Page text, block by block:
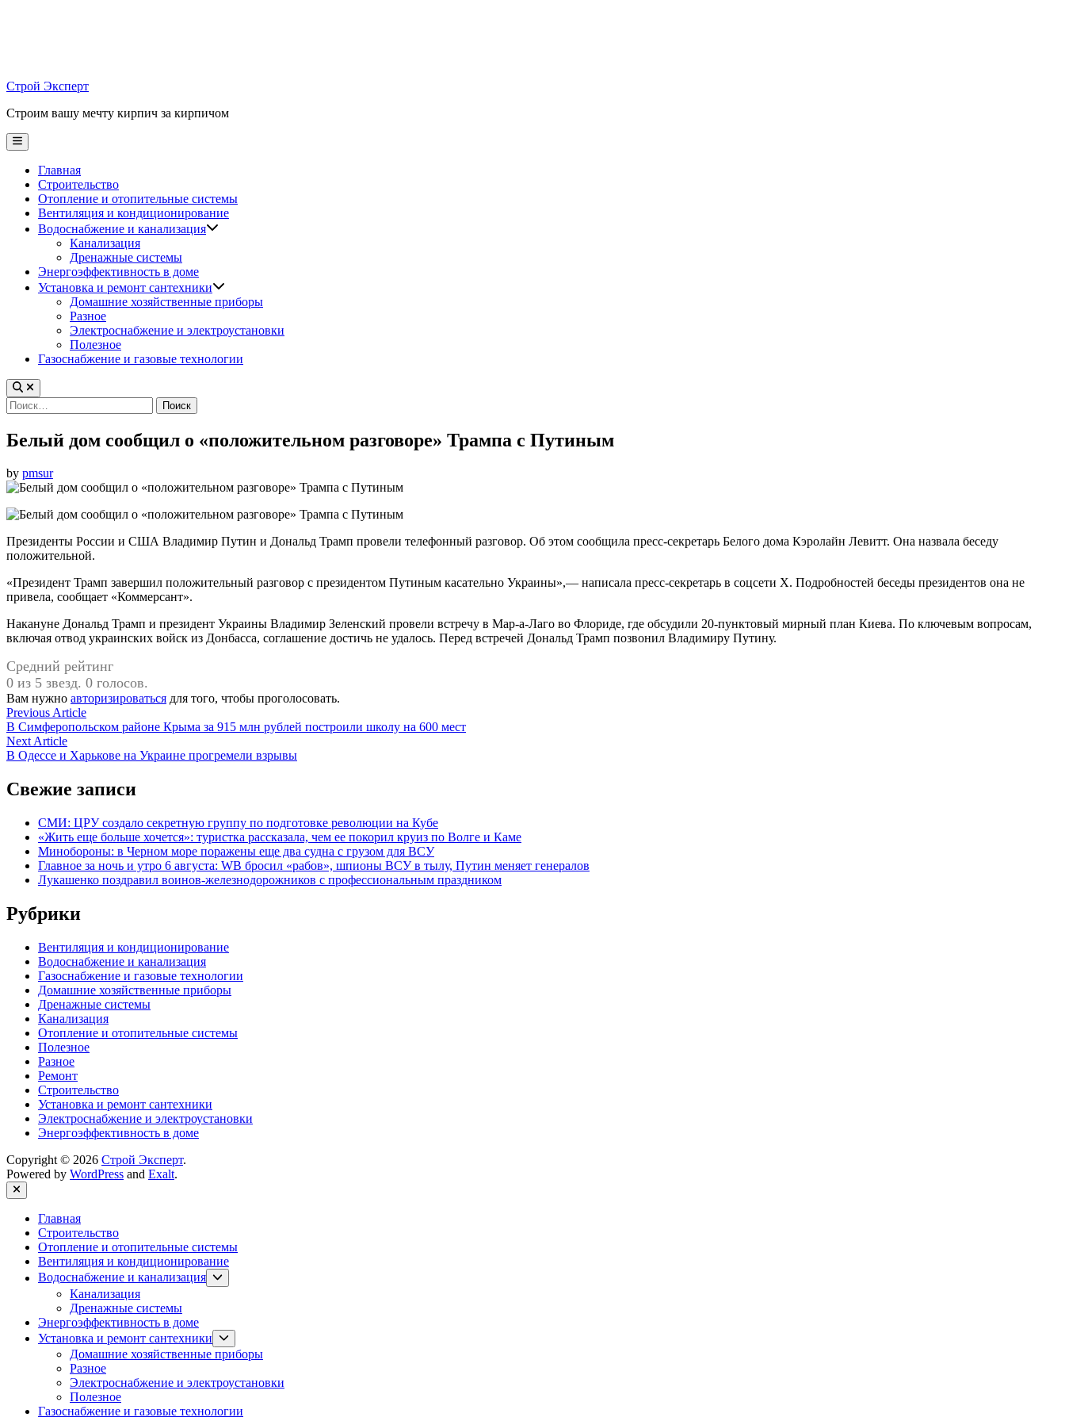
Строй Эксперт
Строим вашу мечту кирпич за кирпичом
Main
Menu
Главная
Строительство
Отопление и отопительные системы
Вентиляция и кондиционирование
Водоснабжение и канализация
Канализация
Дренажные системы
Энергоэффективность в доме
Установка и ремонт сантехники
Домашние хозяйственные приборы
Разное
Электроснабжение и электроустановки
Полезное
Газоснабжение и газовые технологии
Найти:
Белый дом сообщил о «положительном разговоре» Трампа с Путиным
by pmsur
Президенты России и США Владимир Путин и Дональд Трамп провели телефонный разговор. Об этом сообщила пресс-секретарь Белого дома Кэролайн Левитт. Она назвала беседу
положительной.
«Президент Трамп завершил положительный разговор с президентом Путиным касательно Украины»,— написала пресс-секретарь в соцсети Х. Подробностей беседы президентов она не
привела, сообщает «Коммерсант».
Накануне Дональд Трамп и президент Украины Владимир Зеленский провели встречу в Мар-а-Лаго во Флориде, где обсудили 20-пунктовый мирный план Киева. По ключевым вопросам,
включая отвод украинских войск из Донбасса, соглашение достичь не удалось. Перед встречей Дональд Трамп позвонил Владимиру Путину.
Средний рейтинг
0 из 5 звезд. 0 голосов.
Вам нужно авторизироваться для того, чтобы проголосовать.
Навигация
по
записям
Previous ArticlePrevious
article:
В Симферопольском районе Крыма за 915 млн рублей построили школу на 600 мест
Next ArticleNext
article:
В Одессе и Харькове на Украине прогремели взрывы
Свежие записи
СМИ: ЦРУ создало секретную группу по подготовке революции на Кубе
«Жить еще больше хочется»: туристка рассказала, чем ее покорил круиз по Волге и Каме
Минобороны: в Черном море поражены еще два судна с грузом для ВСУ
Главное за ночь и утро 6 августа: WB бросил «рабов», шпионы ВСУ в тылу, Путин меняет генералов
Лукашенко поздравил воинов-железнодорожников с профессиональным праздником
Рубрики
Вентиляция и кондиционирование
Водоснабжение и канализация
Газоснабжение и газовые технологии
Домашние хозяйственные приборы
Дренажные системы
Канализация
Отопление и отопительные системы
Полезное
Разное
Ремонт
Строительство
Установка и ремонт сантехники
Электроснабжение и электроустановки
Энергоэффективность в доме
Copyright © 2026 Строй Эксперт.
Powered by WordPress and Exalt.
Close
Главная
Строительство
Отопление и отопительные системы
Вентиляция и кондиционирование
Водоснабжение и канализация
Show
sub
Канализация
Дренажные системы
Энергоэффективность в доме
Установка и ремонт сантехники
sub
menu
Домашние хозяйственные приборы
Разное
Электроснабжение и электроустановки
Полезное
Газоснабжение и газовые технологии